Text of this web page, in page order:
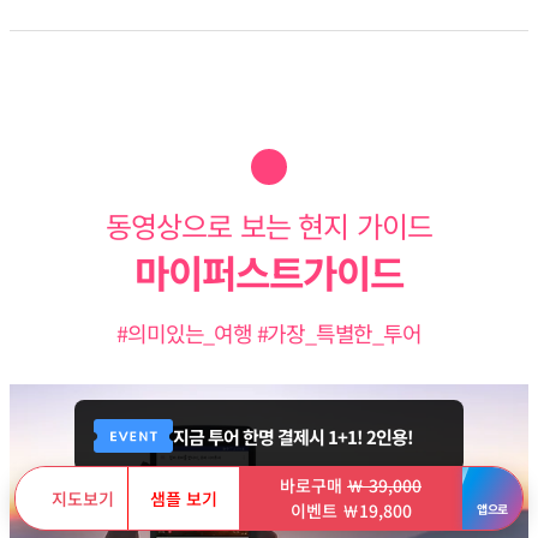
지금 투어 한명 결제시 1+1! 2인용!
동영상으로 보는 현지 가이드
마이퍼스트가이드
#의미있는_여행 #가장_특별한_투어
지도보기 샘플 보기
바로구매 ￦ 39,000
이벤트 ￦19,800
앱으로